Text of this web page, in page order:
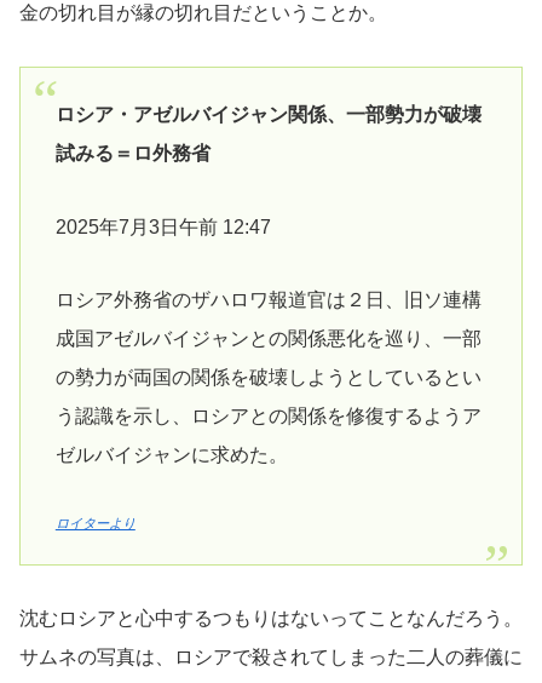
金の切れ目が縁の切れ目だということか。
ロシア・アゼルバイジャン関係、一部勢力が破壊
試みる＝ロ外務省
2025年7月3日午前 12:47
ロシア外務省のザハロワ報道官は２日、旧ソ連構
成国アゼルバイジャンとの関係悪化を巡り、一部
の勢力が両国の関係を破壊しようとしているとい
う認識を示し、ロシアとの関係を修復するようア
ゼルバイジャンに求めた。
ロイターより
沈むロシアと心中するつもりはないってことなんだろう。
サムネの写真は、ロシアで殺されてしまった二人の葬儀に